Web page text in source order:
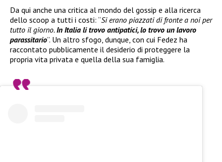
Da qui anche una critica al mondo del gossip e alla ricerca
dello scoop a tutti i costi: “Si erano piazzati di fronte a noi per
tutto il giorno.In Italia li trovo antipatici, lo trovo un lavoro
parassitario”. Un altro sfogo, dunque, con cui Fedez ha
raccontato pubblicamente il desiderio di proteggere la
propria vita privata e quella della sua famiglia.